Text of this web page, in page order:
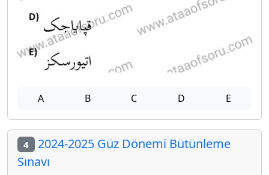
A B C D E
4 2024-2025 Güz Dönemi Bütünleme
Sınavı